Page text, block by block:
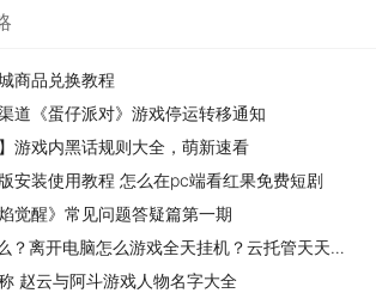
商品兑换教程
道《蛋仔派对》游戏停运转移通知
游戏内黑话规则大全，萌新速看
安装使用教程 怎么在pc端看红果免费短剧
觉醒》常见问题答疑篇第一期
？离开电脑怎么游戏全天挂机？云托管天天免
赵云与阿斗游戏人物名字大全